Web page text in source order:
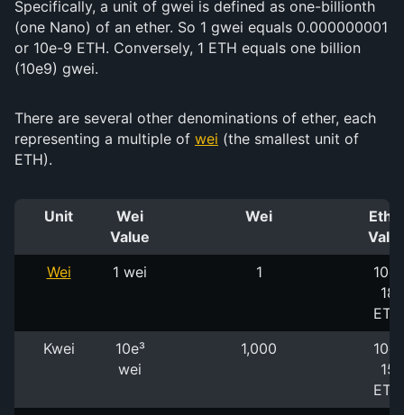
Specifically, a unit of gwei is defined as one-billionth
(one Nano) of an ether. So 1 gwei equals 0.000000001
or 10e-9 ETH. Conversely, 1 ETH equals one billion
(10e9) gwei.
There are several other denominations of ether, each
representing a multiple of wei (the smallest unit of
ETH).
Unit
Wei
Value
Wei
Wei
1 wei 1
10e-
18
ETH
Kwei
10e³
wei
1,000
10e-
15
ETH